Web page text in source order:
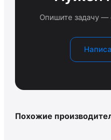
Опишите задачу —
Похожие